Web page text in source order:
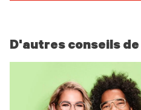
D'autres conseils